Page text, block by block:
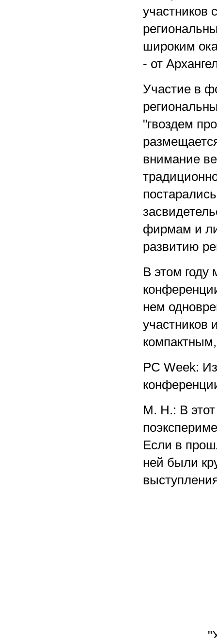
участников
широким
- от
Участие в
"гвоздем
внимание
фирмам и
развитию
В этом году
нем
участников
PC Week:
М. Н.: В
Если в
ней были